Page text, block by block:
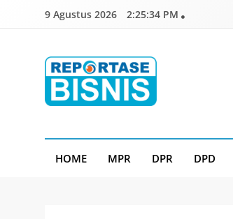
9 Agustus 2026 2:25:35 PM
HOME MPR DPR DPD